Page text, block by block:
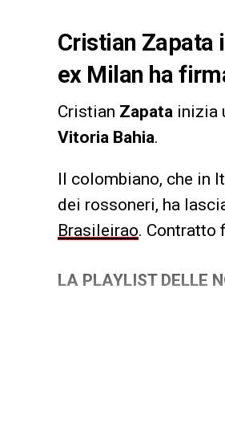
Cristian Zapata
ex Milan ha
Cristian Zapata inizia
Vitoria Bahia.
Il colombiano, che in
dei rossoneri, ha
Brasileirao. Contratto
LA PLAYLIST DELLE